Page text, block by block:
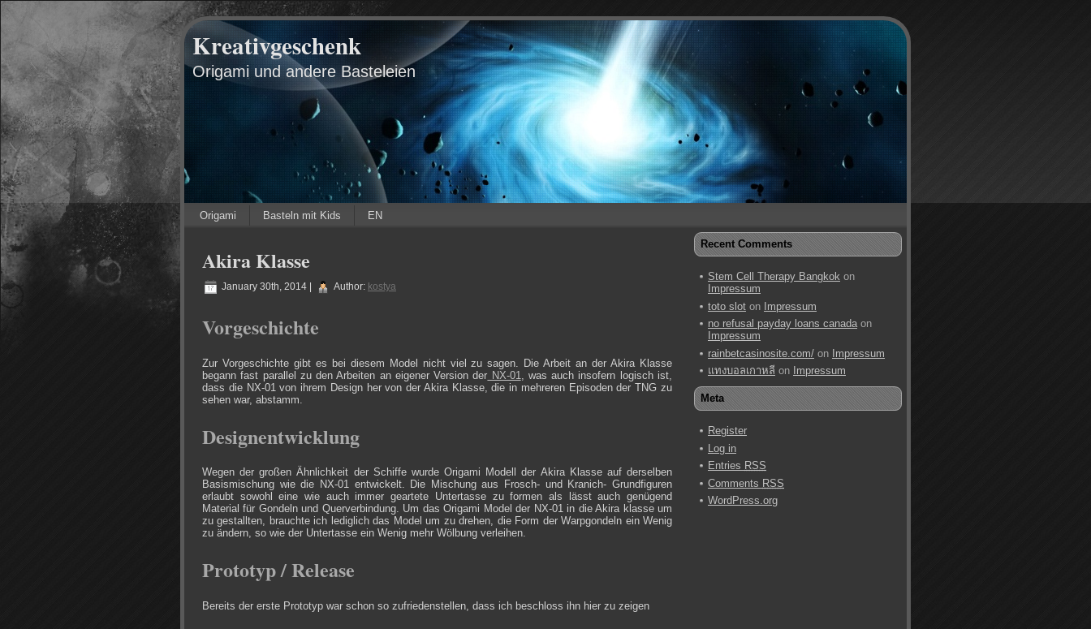
Kreativgeschenk
Origami und andere Basteleien
Origami Basteln mit Kids EN
Akira Klasse
January 30th, 2014 | Author: kostya
Vorgeschichte
Zur Vorgeschichte gibt es bei diesem Model nicht viel zu sagen. Die Arbeit an der Akira Klasse
begann fast parallel zu den Arbeiten an eigener Version der NX-01
, was auch insofern logisch ist,
dass die NX-01 von ihrem Design her von der Akira Klasse, die in mehreren Episoden der TNG zu
sehen war, abstamm.
Designentwicklung
Wegen der großen Ähnlichkeit der Schiffe wurde Origami Modell der Akira Klasse auf derselben
Basismischung wie die NX-01 entwickelt. Die Mischung aus Frosch- und Kranich- Grundfiguren
erlaubt sowohl eine wie auch immer geartete Untertasse zu formen als lässt auch genügend
Material für Gondeln und Querverbindung. Um das Origami Model der NX-01 in die Akira klasse um
zu gestallten, brauchte ich lediglich das Model um zu drehen, die Form der Warpgondeln ein Wenig
zu ändern, so wie der Untertasse ein Wenig mehr Wölbung verleihen.
Prototyp / Release
Bereits der erste Prototyp war schon so zufriedenstellen, dass ich beschloss ihn hier zu zeigen
Recent Comments
Stem Cell Therapy Bangkok on
Impressum
toto slot on Impressum
no refusal payday loans canada on
Impressum
rainbetcasinosite.com/ on Impressum
แทงบอลเกาหลี on Impressum
Meta
Register
Log in
Entries RSS
Comments RSS
WordPress.org